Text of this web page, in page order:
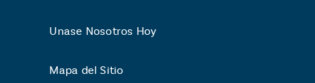
Unase Nosotros Hoy
Mapa del Sitio